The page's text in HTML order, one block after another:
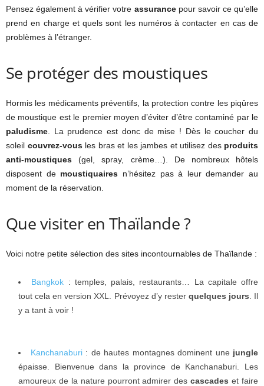
Pensez également à vérifier votre assurancepour savoir ce qu’elle
prend en charge et quels sont les numéros à contacter en cas de
problèmes à l’étranger.
Se protéger des moustiques
Hormis les médicaments préventifs, la protection contre les piqûres
de moustique est le premier moyen d’éviter d’être contaminé par le
paludisme . La prudence est donc de mise ! Dès le coucher du
soleil couvrez-vousles bras et les jambes et utilisez des produits
anti-moustiques (gel, spray, crème…). De nombreux hôtels
disposent de moustiquaires n’hésitez pas à leur demander au
moment de la réservation.
Que visiter en Thaïlande ?
Voici notre petite sélection des sites incontournables de Thaïlande :
Bangkok : temples, palais, restaurants… La capitale offre
tout cela en version XXL. Prévoyez d’y rester quelques jours . Il
y a tant à voir !
Kanchanaburi: de hautes montagnes dominent une jungle
épaisse. Bienvenue dans la province de Kanchanaburi. Les
amoureux de la nature pourront admirer descascades et faire